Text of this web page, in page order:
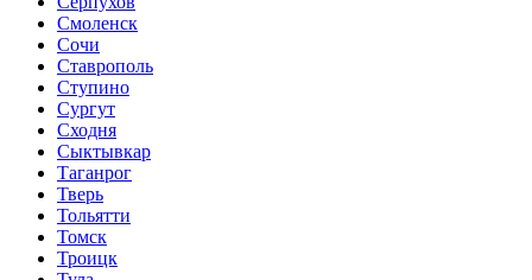
Смоленск
Сочи
Ставрополь
Ступино
Сургут
Сходня
Сыктывкар
Таганрог
Тверь
Тольятти
Томск
Троицк